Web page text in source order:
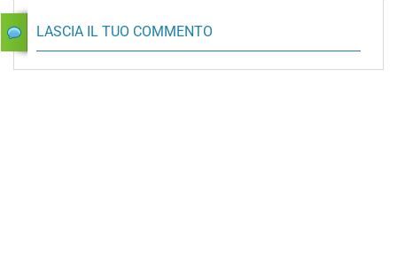
LASCIA IL TUO COMMENTO